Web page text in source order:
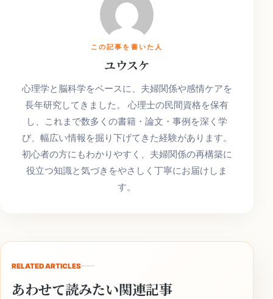
この記事を書いた人
ユウスケ
心理学と脳科学をベースに、夫婦関係や感情ケアを
長年研究してきました。 心理士の民間資格を保有
し、これまで数多くの書籍・論文・事例を深く学
び、幅広い情報を掘り下げてきた経験があります。
初心者の方にもわかりやすく、夫婦関係の再構築に
役立つ知識と気づきをやさしく丁寧にお届けしま
す。
RELATED ARTICLES
あわせて読みたい関連記事